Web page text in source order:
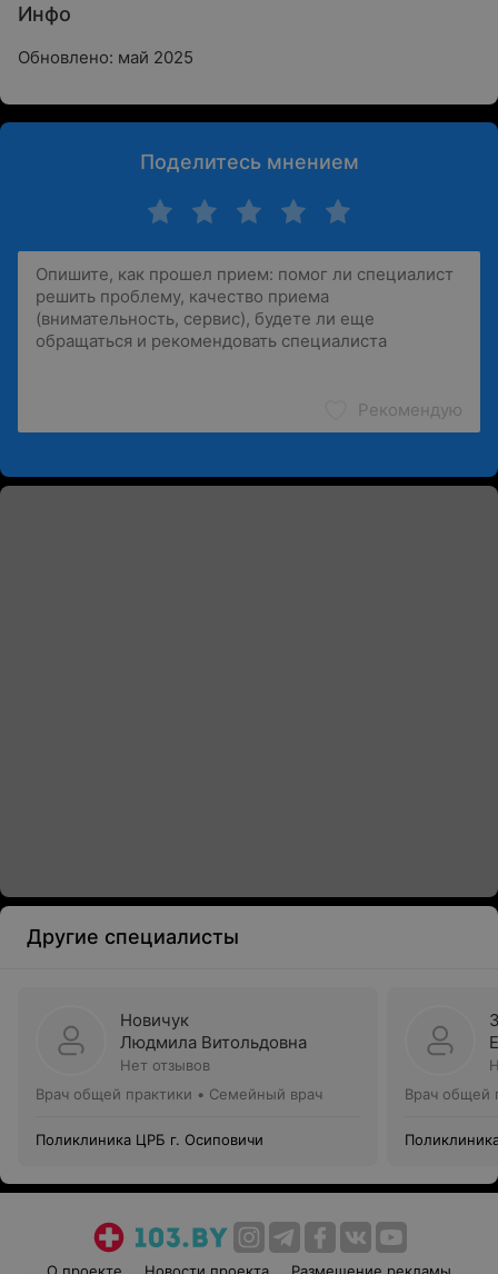
Инфо
Обновлено: май 2025
Поделитесь мнением
Рекомендую
Другие специалисты
Новичук
Людмила Витольдовна
Нет отзывов
Врач общей практики • Семейный врач
Поликлиника ЦРБ г. Осиповичи
Врач общей